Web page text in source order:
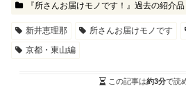
『所さんお届けモノです！』過去の紹介品
新井恵理那 所さんお届けモノです
京都・東山編
この記事は約3分で読